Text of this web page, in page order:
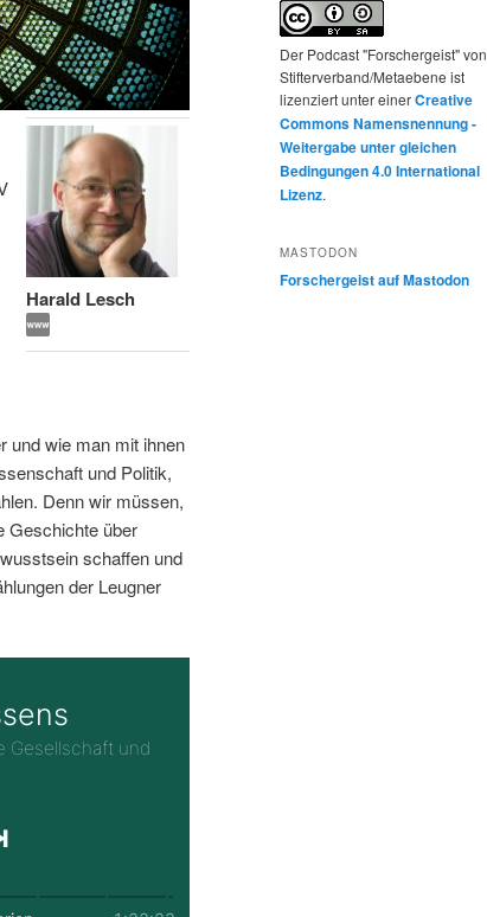
Harald Lesch
und wie man mit ihnen
und Politik,
Denn wir müssen,
Geschichte über
schaffen und
der Leugner
Der Podcast "Forschergeist" von
Stifterverband/Metaebene ist
lizenziert unter einerCreative
Commons Namensnennung -
Weitergabe unter gleichen
Bedingungen 4.0 International
Lizenz.
MASTODON
Forschergeist auf Mastodon